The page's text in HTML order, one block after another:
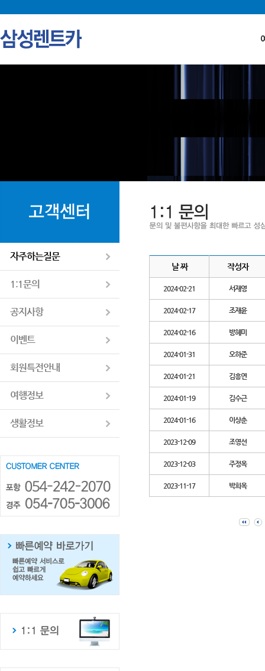
자주하는질문
1:1문의
공지사항
이벤트
회원특전안내
여행정보
생활정보
날 짜 작성자
2024-02-21 서재영
2024-02-17 조재윤
2024-02-16 방혜미
2024-01-31 오하준
2024-01-21 김흥연
2024-01-19 김수근
2024-01-16 이상춘
2023-12-09 조영선
2023-12-03 주정옥
2023-11-17 박희옥